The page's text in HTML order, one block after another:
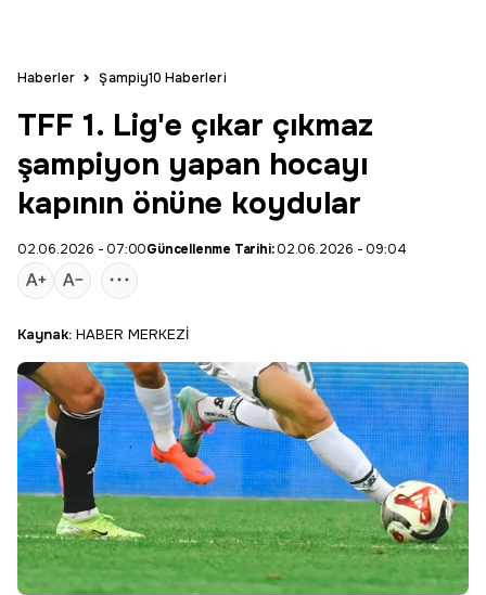
Haberler Şampiy10 Haberleri
TFF 1. Lig'e çıkar çıkmaz
şampiyon yapan hocayı
kapının önüne koydular
02.06.2026 - 07:00Güncellenme Tarihi:02.06.2026 - 09:04
Kaynak: HABER MERKEZİ